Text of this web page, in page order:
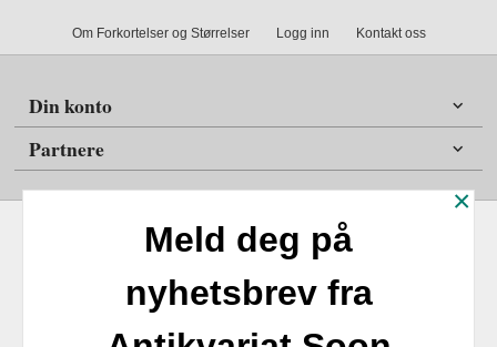
Om Forkortelser og Størrelser Logg inn Kontakt oss
Din konto
Partnere
Kjøpsbetingelser Sikkerhet og personvern
Nyhetsbrev
×
Meld deg på
nyhetsbrev fra